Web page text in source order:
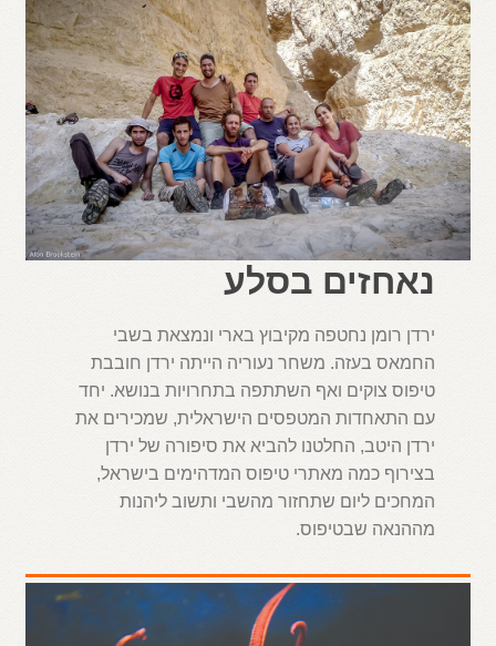
נאחזים בסלע
ירדן רומן נחטפה מקיבוץ בארי ונמצאת בשבי
החמאס בעזה. משחר נעוריה הייתה ירדן חובבת
טיפוס צוקים ואף השתתפה בתחרויות בנושא. יחד
עם התאחדות המטפסים הישראלית, שמכירים את
ירדן היטב, החלטנו להביא את סיפורה של ירדן
בצירוף כמה מאתרי טיפוס המדהימים בישראל,
המחכים ליום שתחזור מהשבי ותשוב ליהנות
מההנאה שבטיפוס.